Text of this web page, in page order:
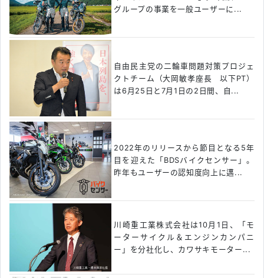
グループの事業を一般ユーザーに...
自由民主党の二輪車問題対策プロジェ
クトチーム（大岡敏孝座長 以下PT）
は6月25日と7月1日の2日間、自...
2022年のリリースから節目となる5年
目を迎えた「BDSバイクセンサー」。
昨年もユーザーの認知度向上に邁...
川崎重工業株式会社は10月1日、「モ
ーターサイクル＆エンジンカンパニ
ー」を分社化し、カワサキモーター...